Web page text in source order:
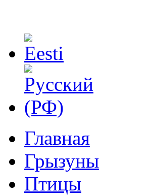
Главная
Грызуны
Птицы